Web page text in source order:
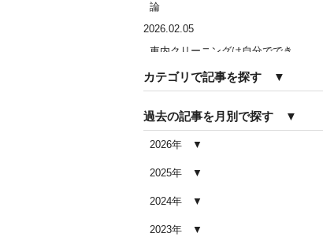
論
2026.02.05
車内クリーニングは自分ででき
界を徹底解説
車内クリーニングで失敗する人の
共通点｜やってはいけない5つの判
2026.02.03
車内クリーニング業者の選び方｜
つのポイント
カテゴリで記事を探す ▼
過去の記事を月別で探す ▼
2026年
2025年
2024年
2023年